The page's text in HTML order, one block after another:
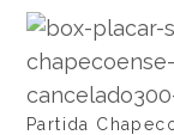
Partida